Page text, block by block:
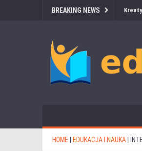
BREAKING NEWS
HOME EDUKACJA I NAUKA